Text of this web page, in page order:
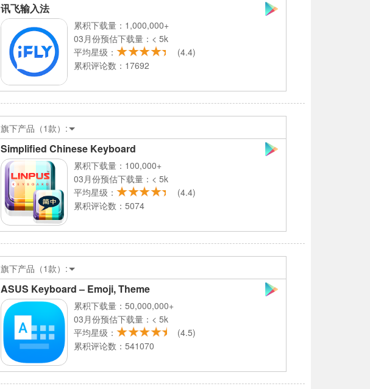
讯飞输入法
累积下载量：1,000,000+
03月份预估下载量：< 5k
平均星级：
(4.4)
累积评论数：17692
旗下产品（1款）:
Simplified Chinese Keyboard
累积下载量：100,000+
03月份预估下载量：< 5k
平均星级：
(4.4)
累积评论数：5074
旗下产品（1款）:
ASUS Keyboard – Emoji, Theme
累积下载量：50,000,000+
03月份预估下载量：< 5k
平均星级：
(4.5)
累积评论数：541070